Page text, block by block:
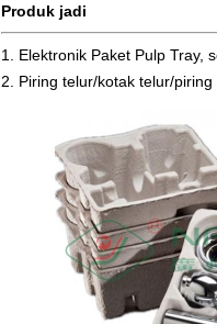
Produk jadi
1. Elektronik Paket Pulp Tray,
2. Piring telur/kotak telur/